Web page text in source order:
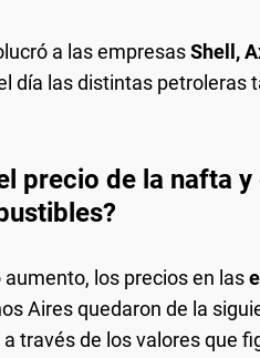
a las empresasShell,
día las distintas petroleras
precio de la nafta
los precios en las
Aires quedaron de la
través de los valores que